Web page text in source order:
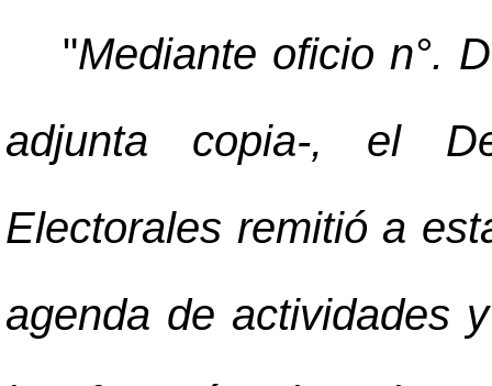
"Mediante oficio n°.
adjunta copia-, el
Electorales remitió a
agenda de actividades